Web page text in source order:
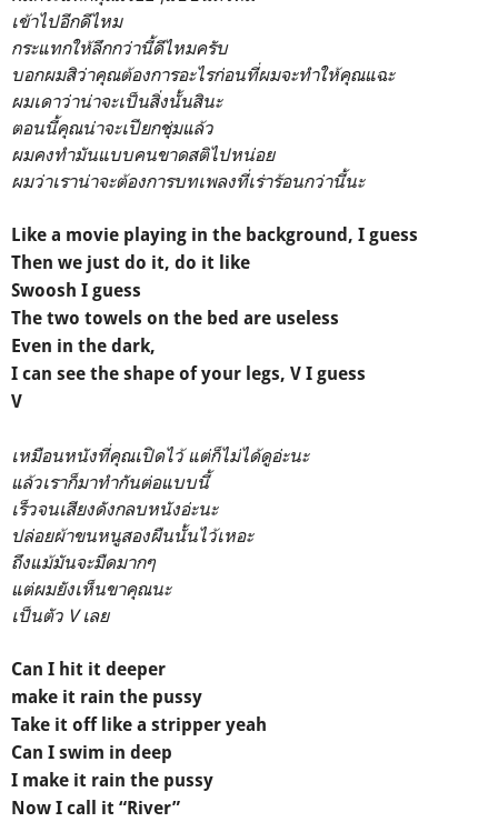
เข้าไปอีกดีไหม
กระแทกให้ลึกกว่านี้ดีไหมครับ
บอกผมสิว่าคุณต้องการอะไรก่อนที่ผมจะทำให้คุณแฉะ
ผมเดาว่าน่าจะเป็นสิ่งนั้นสินะ
ตอนนี้คุณน่าจะเปียกชุ่มแล้ว
ผมคงทำมันแบบคนขาดสติไปหน่อย
ผมว่าเราน่าจะต้องการบทเพลงที่เร่าร้อนกว่านี้นะ
Like a movie playing in the background, I guess
Then we just do it, do it like
Swoosh I guess
The two towels on the bed are useless
Even in the dark,
I can see the shape of your legs, V I guess
V
เหมือนหนังที่คุณเปิดไว้ แต่ก็ไม่ได้ดูอ่ะนะ
แล้วเราก็มาทำกันต่อแบบนี้
เร็วจนเสียงดังกลบหนังอ่ะนะ
ปล่อยผ้าขนหนูสองผืนนั้นไว้เหอะ
ถึงแม้มันจะมืดมากๆ
แต่ผมยังเห็นขาคุณนะ
เป็นตัว V เลย
Can I hit it deeper
make it rain the pussy
Take it off like a stripper yeah
Can I swim in deep
I make it rain the pussy
Now I call it “River”